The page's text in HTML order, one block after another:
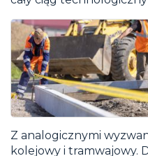
Z analogicznymi
kolejowy i tramwajowy.